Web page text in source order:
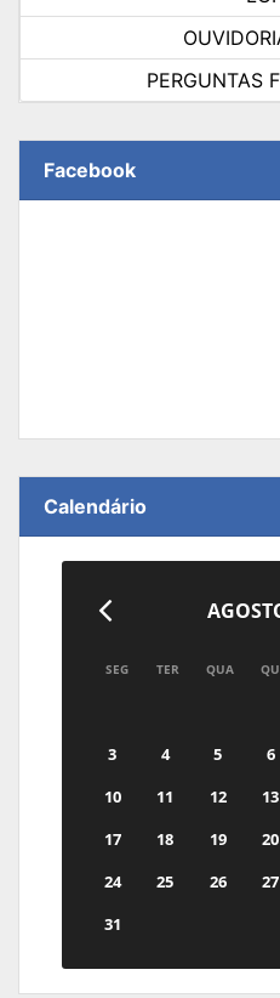
PERGUNTAS
Facebook
Calendário
SEG TER QUA
3
4 5 6
10
11 12 13
17
18 19 20
24
25 26 27
31